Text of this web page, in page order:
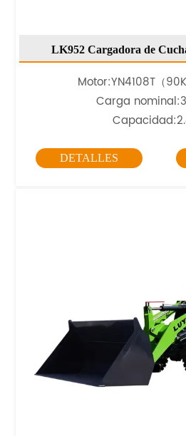
LK952 Cargadora de
Motor:YN4108T（
Carga
DETALLES